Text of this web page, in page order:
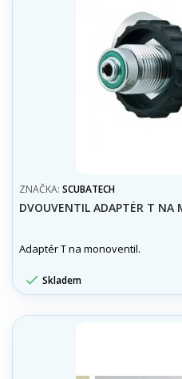
ZNAČKA: SCUBATECH
DVOUVENTIL ADAPTÉR T NA
Adaptér T na monoventil.
 Skladem